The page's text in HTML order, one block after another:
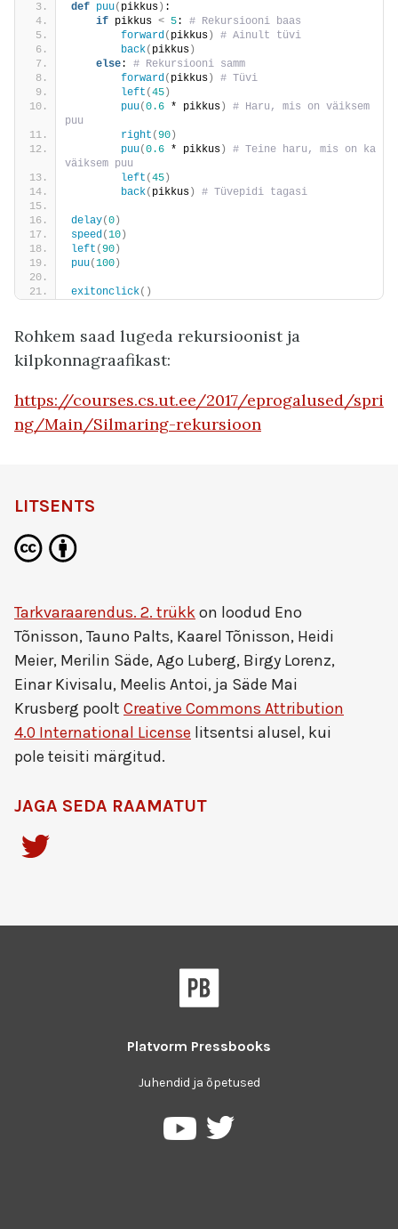
def puu( pikkus ) :
if pikkus < 5:
# Rekursiooni baas
forward( pikkus )
# Ainult tüvi
back( pikkus )
else:
# Rekursiooni samm
forward( pikkus )
# Tüvi
left (45 )
puu(0.6 * pikkus )
# Haru, mis on väiksem
puu
right (90 )
puu(0.6 * pikkus )
# Teine haru, mis on ka
väiksem puu
left (45 )
back( pikkus ) # Tüvepidi tagasi
delay(0 )
speed(10 )
left (90 )
puu(100 )
exitonclick()
Rohkem saad lugeda rekursioonist ja
kilpkonnagraafikast:
https://courses.cs.ut.ee/2017/eprogalused/spri
ng/Main/Silmaring-rekursioon
LITSENTS
Tarkvaraarendus. 2. trükkon loodud Eno
Tõnisson, Tauno Palts, Kaarel Tõnisson, Heidi
Meier, Merilin Säde, Ago Luberg, Birgy Lorenz,
Einar Kivisalu, Meelis Antoi, ja Säde Mai
Krusberg poolt Creative Commons Attribution
4.0 International License litsentsi alusel, kui
pole teisiti märgitud.
JAGA SEDA RAAMATUT
Platvorm Pressbooks
Juhendid ja õpetused
PressbooksPressbooks